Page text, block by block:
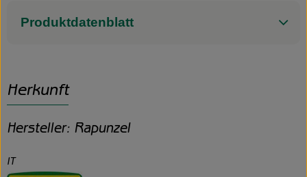
Produktdatenblatt
Herkunft
Hersteller: Rapunzel
IT